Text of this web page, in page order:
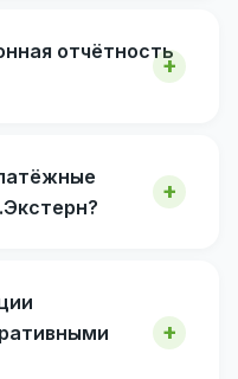
отчётность